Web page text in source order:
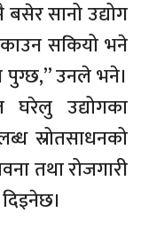
सानो उद्योग
सकियो भने
उनले भने।
घरेलु उद्योगका
स्रोतसाधनको
तथा रोजगारी